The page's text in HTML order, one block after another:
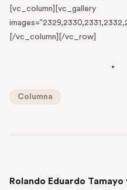
[/vc_column][/vc_row]
Columna
Rolando Eduardo